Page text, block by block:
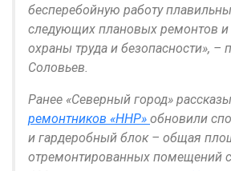
бесперебойную работу
следующих плановых ремонтов и
охраны труда и безопасности», –
Соловьев.
Ранее «Северный город»
ремонтников «ННР» обновили
и гардеробный блок – общая
отремонтированных помещений